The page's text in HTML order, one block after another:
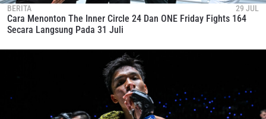
BERITA 29 JUL
Cara Menonton The Inner Circle 24 Dan ONE Friday Fights 164
Secara Langsung Pada 31 Juli